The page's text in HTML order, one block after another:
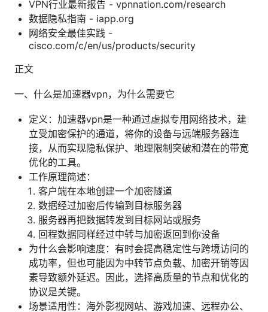
VPN行业最新报告 - vpnnation.com/research
数据隐私指南 - iapp.org
网络安全最佳实践 -
cisco.com/c/en/us/products/security
正文
一、什么是加速器vpn，为什么需要它
定义：加速器vpn是一种通过虚拟专用网络技术，建
立受加密保护的通道，将你的设备与远端服务器连
接，从而实现隐私保护、地理限制突破和潜在的带宽
优化的工具。
工作原理简述：
客户端在本地创建一个加密隧道
数据经过加密后传输到目标服务器
服务器再把数据转发到目标网站或服务
回程数据同样经过中转与加密返回到你设备
为什么会影响速度：有时会提高稳定性与跨境访问的
成功率，但也可能因为中转节点负载、加密开销等因
素导致额外延迟。因此，选择高质量的节点和优化的
协议是关键。
场景适用性：海外影视网站、游戏加速、远程办公、